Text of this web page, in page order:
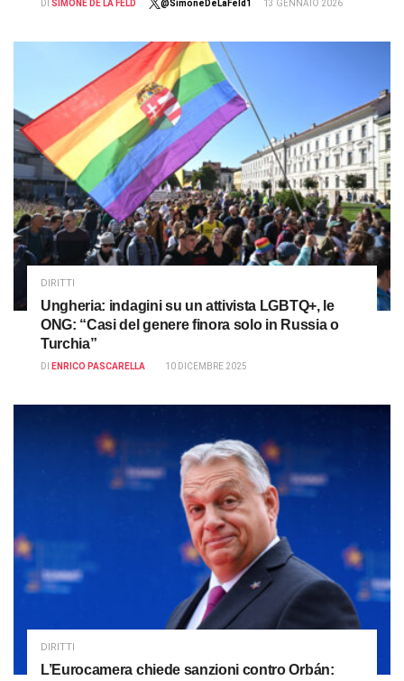
DI SIMONE DE LA FELD @SimoneDeLaFeld1 13 GENNAIO 2026
DIRITTI
Ungheria: indagini su un attivista LGBTQ+, le
ONG: “Casi del genere finora solo in Russia o
Turchia”
DI ENRICO PASCARELLA 10 DICEMBRE 2025
DIRITTI
L’Eurocamera chiede sanzioni contro Orbán: